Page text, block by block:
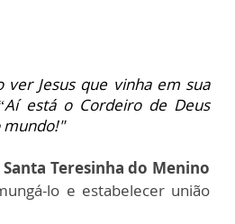
ver Jesus que vinha em sua
está o Cordeiro de Deus
mundo!"
Santa Teresinha do Menino
lo e estabelecer união